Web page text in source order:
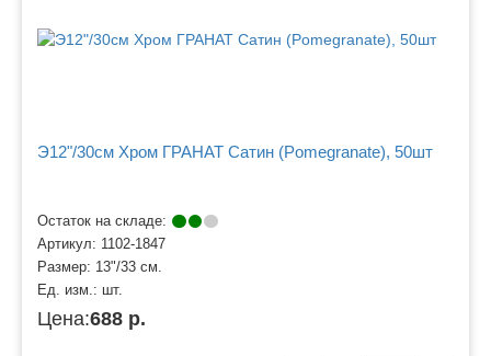
Э12"/30см Хром ГРАНАТ Сатин (Pomegranate), 50шт
Остаток на складе:
Артикул: 1102-1847
Размер: 13"/33 см.
Ед. изм.: шт.
Цена:688 р.